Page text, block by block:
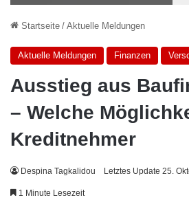
Startseite / Aktuelle Meldungen
Aktuelle Meldungen Finanzen
Ausstieg aus
– Welche
Kreditnehmer
Despina Tagkalidou Letztes Update 25.
1 Minute Lesezeit